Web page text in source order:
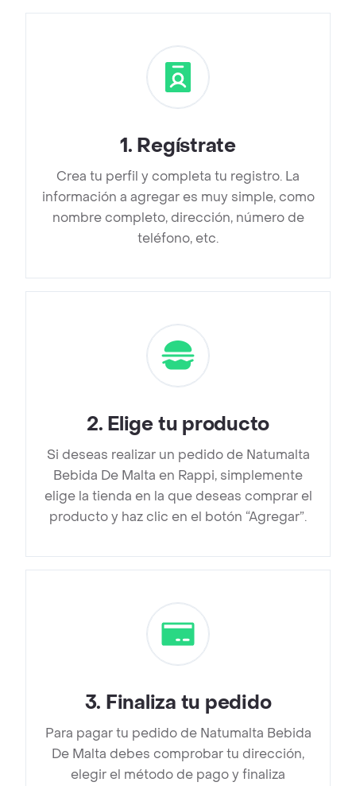
1. Regístrate
Crea tu perfil y completa tu registro. La
información a agregar es muy simple, como
nombre completo, dirección, número de
teléfono, etc.
2. Elige tu producto
Si deseas realizar un pedido de Natumalta
Bebida De Malta en Rappi, simplemente
elige la tienda en la que deseas comprar el
producto y haz clic en el botón “Agregar”.
3. Finaliza tu pedido
Para pagar tu pedido de Natumalta Bebida
De Malta debes comprobar tu dirección,
elegir el método de pago y finaliza